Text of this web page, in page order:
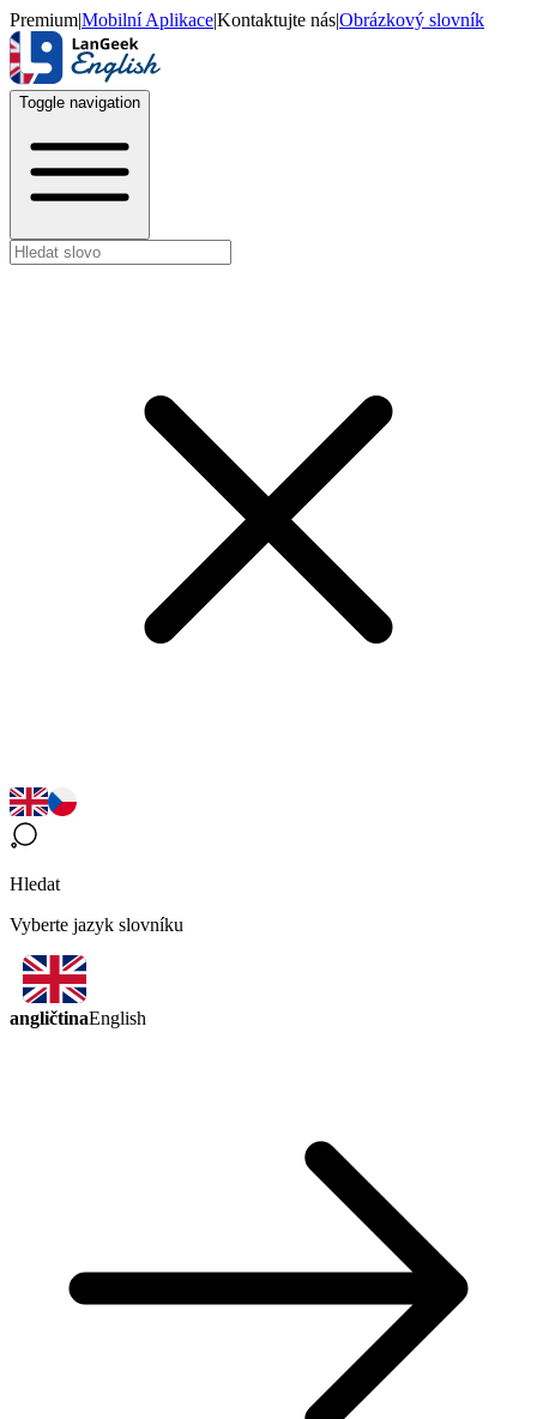
Premium|Mobilní Aplikace|Kontaktujte nás|Obrázkový slovník
Toggle navigation
Hledat
Vyberte jazyk slovníku
angličtinaEnglish